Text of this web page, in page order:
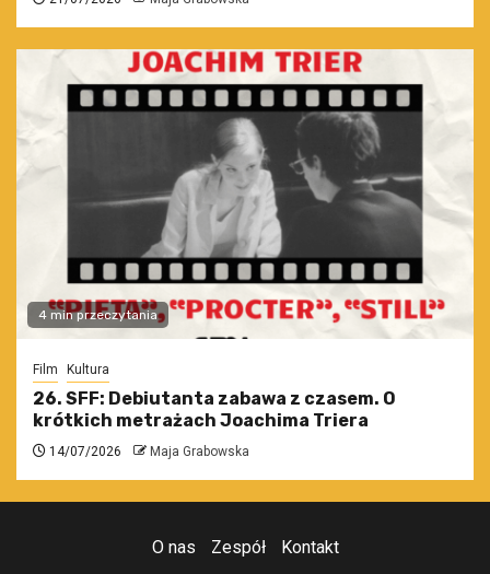
4 min przeczytania
Film Kultura
26. SFF: Debiutanta zabawa z czasem. O
krótkich metrażach Joachima Triera
14/07/2026 Maja Grabowska
O nas Zespół Kontakt